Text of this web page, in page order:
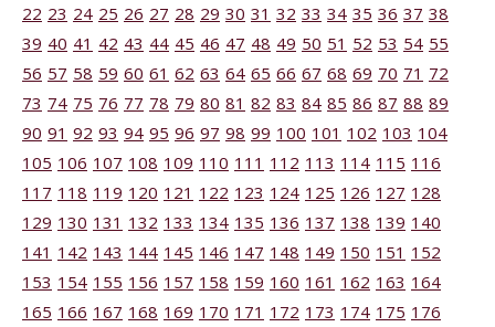
22 23 24 25 26 27 28 29 30 31 32 33 34 35 36 37 38
39 40 41 42 43 44 45 46 47 48 49 50 51 52 53 54 55
56 57 58 59 60 61 62 63 64 65 66 67 68 69 70 71 72
73 74 75 76 77 78 79 80 81 82 83 84 85 86 87 88 89
90 91 92 93 94 95 96 97 98 99 100 101 102 103 104
105 106 107 108 109 110 111 112 113 114 115 116
117 118 119 120 121 122 123 124 125 126 127 128
129 130 131 132 133 134 135 136 137 138 139 140
141 142 143 144 145 146 147 148 149 150 151 152
153 154 155 156 157 158 159 160 161 162 163 164
165 166 167 168 169 170 171 172 173 174 175 176